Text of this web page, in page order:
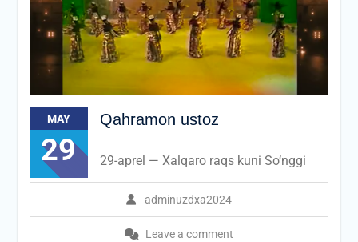
MAY
29
Qahramon ustoz
adminuzdxa2024
Leave a comment
29-aprel — Xalqaro raqs kuni So‘nggi